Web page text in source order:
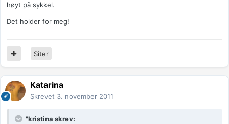
høyt på sykkel.
Det holder for meg!
Siter
Katarina
Skrevet 3. november 2011
"kristina skrev: